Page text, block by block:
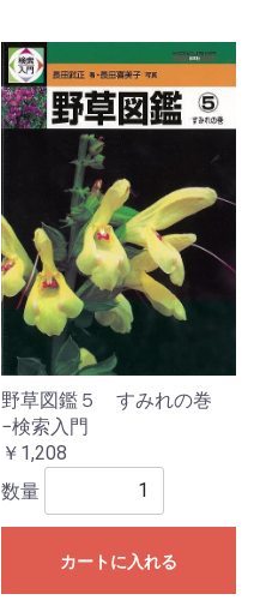
野草図鑑５ すみれの巻
−検索入門
￥1,208
数量
カートに入れる